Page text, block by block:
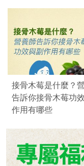
接骨木莓是什麼？
告訴你接骨木莓功
作用有哪些